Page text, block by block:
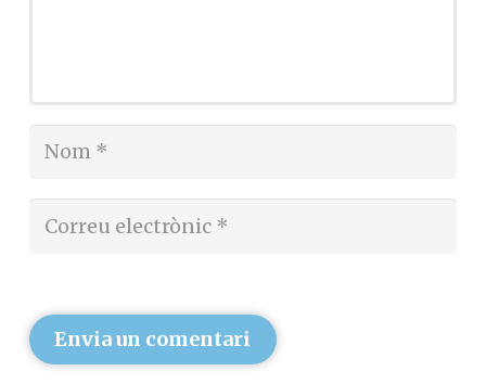
Envia un comentari